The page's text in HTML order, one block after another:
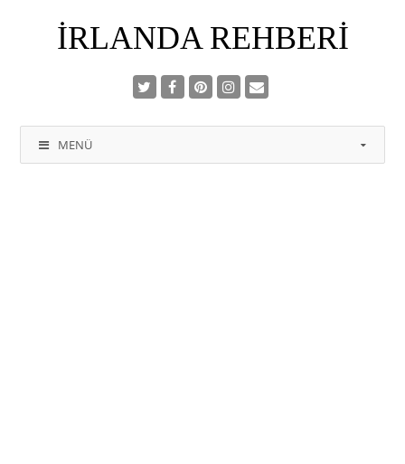
İRLANDA REHBERI
MENÜ